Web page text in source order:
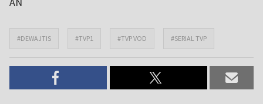
#DEWAJTIS #TVP1 #TVP VOD #SERIAL TVP